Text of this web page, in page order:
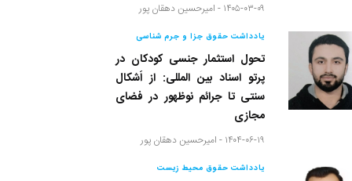
۱۴۰۵-۰۳-۰۹ - امیرحسین دهقان پور
یادداشت حقوق جزا و جرم شناسی
تحول استثمار جنسی کودکان در
پرتو اسناد بین المللی: از اَشکال
سنتی تا جرائم نوظهور در فضای
مجازی
۱۴۰۴-۰۶-۱۹ - امیرحسین دهقان پور
یادداشت حقوق محیط زیست